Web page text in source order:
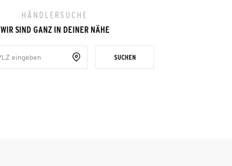
HÄNDLERSUCHE
WIR SIND GANZ IN DEINER NÄHE
SUCHEN